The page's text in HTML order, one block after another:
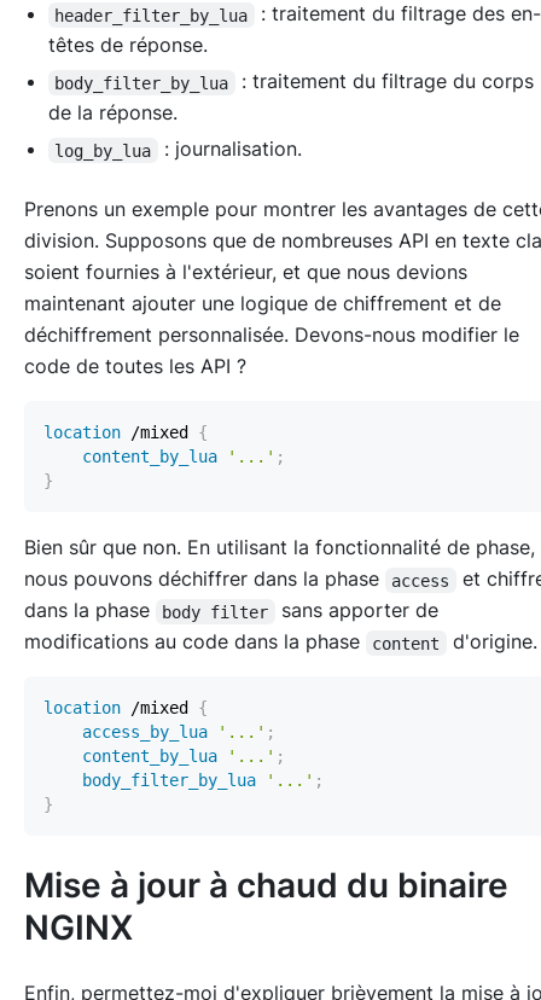
header_filter_by_lua
: traitement du filtrage des en-
têtes de réponse.
body_filter_by_lua
: traitement du filtrage du corps
de la réponse.
log_by_lua : journalisation.
Prenons un exemple pour montrer les avantages de
division. Supposons que de nombreuses API en texte
soient fournies à l'extérieur, et que nous devions
maintenant ajouter une logique de chiffrement et de
déchiffrement personnalisée. Devons-nous modifier le
code de toutes les API ?
location /mixed
{
content_by_lua
'...' ;
}
Bien sûr que non. En utilisant la fonctionnalité de phase,
nous pouvons déchiffrer dans la phase
access
et
dans la phase
body filter
sans apporter de
modifications au code dans la phase
content d'origine.
location /mixed
{
access_by_lua
'...' ;
content_by_lua
'...' ;
body_filter_by_lua
'...' ;
}
Mise à jour à chaud du binaire
NGINX
Enfin, permettez-moi d'expliquer brièvement la mise à